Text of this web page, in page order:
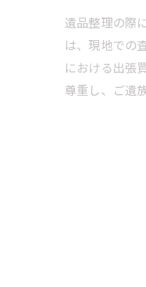
遺品整理の際
は、現地での
における出張
尊重し、ご遺